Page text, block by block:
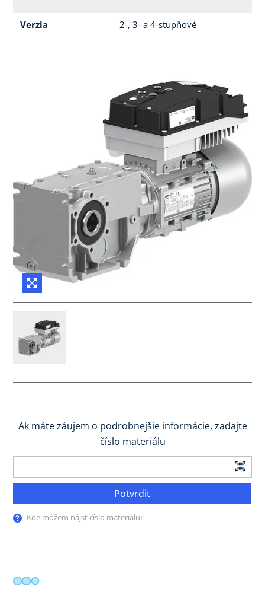
Verzia 2-, 3- a 4-stupňové
Ak máte záujem o podrobnejšie informácie, zadajte
číslo materiálu
Potvrdiť
Kde môžem nájsť číslo materiálu?